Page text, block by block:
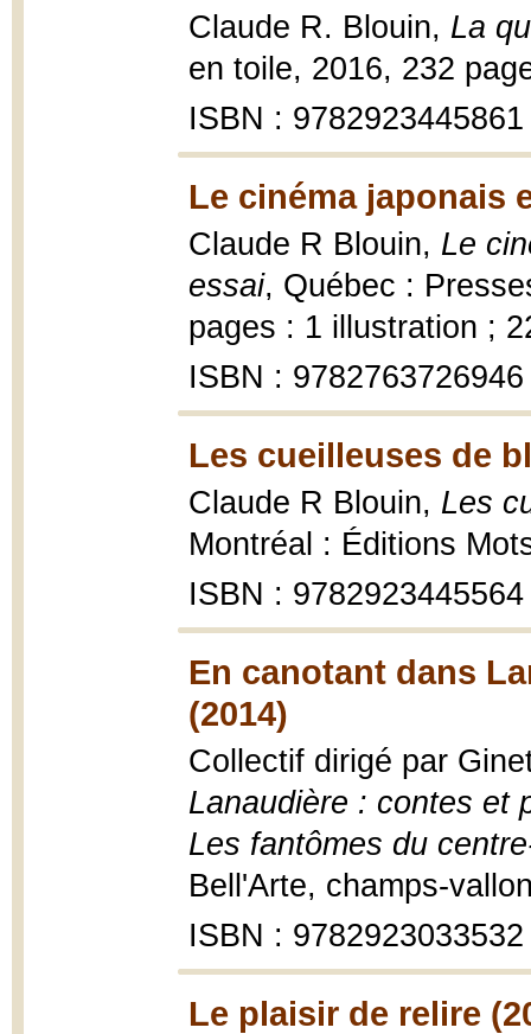
Claude R. Blouin, La
en toile, 2016, 232
ISBN : 9782923445861
Le cinéma japonais
Claude R Blouin, Le
essai, Québec :
pages : 1 illustration ;
ISBN : 9782763726946
Les cueilleuses de
Claude R Blouin, Les
Montréal : Éditions
ISBN : 9782923445564
En canotant dans
(2014)
Collectif dirigé par
Lanaudière : contes et
Les fantômes du
Bell'Arte, champs-
ISBN : 9782923033532
Le plaisir de relire